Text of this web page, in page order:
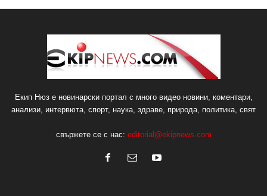
Екип Нюз е новинарски портал с много видео новини, коментари,
анализи, интервюта, спорт, наука, здраве, природа, политика, свят
свържете се с нас: editorial@ekipnews.com